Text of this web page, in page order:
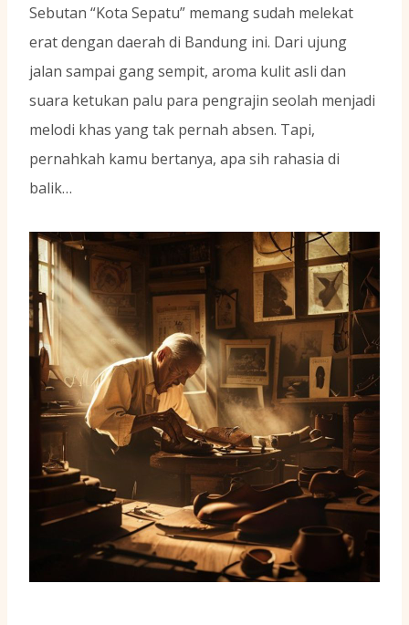
Sebutan “Kota Sepatu” memang sudah melekat
erat dengan daerah di Bandung ini. Dari ujung
jalan sampai gang sempit, aroma kulit asli dan
suara ketukan palu para pengrajin seolah menjadi
melodi khas yang tak pernah absen. Tapi,
pernahkah kamu bertanya, apa sih rahasia di
balik…